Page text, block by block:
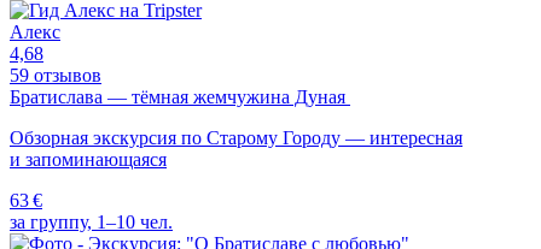
Алекс
4,68
59 отзывов
Братислава — тёмная жемчужина Дуная
Обзорная экскурсия по Старому Городу — интересная
и запоминающаяся
63 €
за группу, 1–10 чел.